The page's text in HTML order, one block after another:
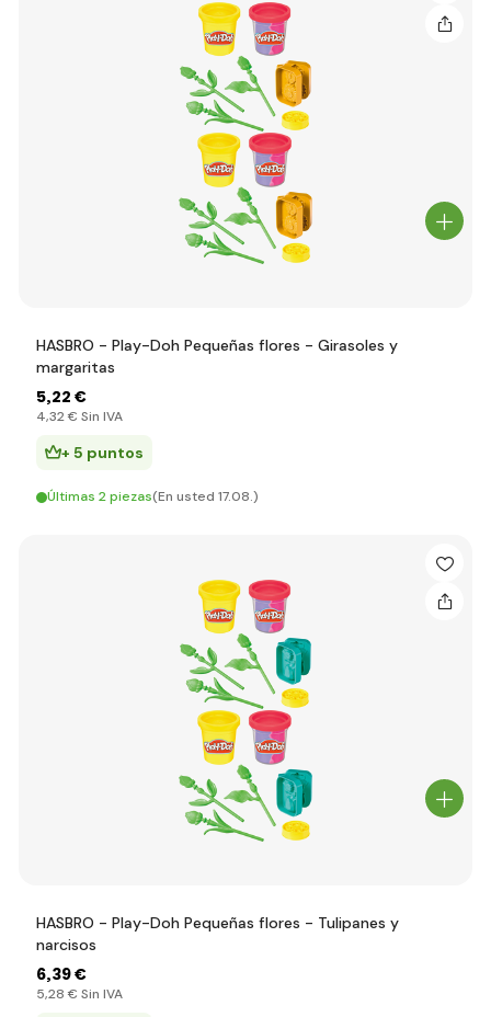
HASBRO - Play-Doh Pequeñas flores - Girasoles y
margaritas
5,22 €
4,32 € Sin IVA
+ 5 puntos
Últimas 2 piezas(En usted 17.08.)
HASBRO - Play-Doh Pequeñas flores - Tulipanes y
narcisos
6,39 €
5,28 € Sin IVA